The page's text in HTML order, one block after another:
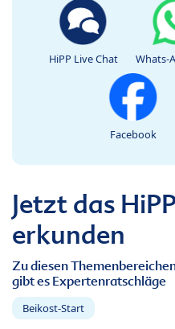
HiPP Live Chat Whats-
Facebook
Jetzt das
erkunden
Zu diesen
gibt es Expertenratschläge
Beikost-Start